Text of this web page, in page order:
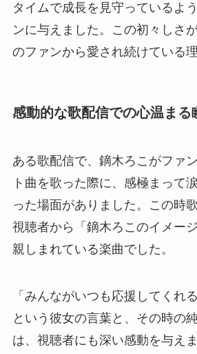
タイムで成長を見守っているよ
ンに与えました。この初々しさ
のファンから愛され続けている
感動的な歌配信での心温まる
ある歌配信で、鏑木ろこがファ
ト曲を歌った際に、感極まって
った場面がありました。この時
視聴者から「鏑木ろこのイメー
親しまれている楽曲でした。
「みんながいつも応援してくれ
という彼女の言葉と、その時の
は、視聴者にも深い感動を与え